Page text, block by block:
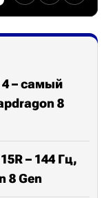
– самый
8
– 144 Гц,
8 Gen